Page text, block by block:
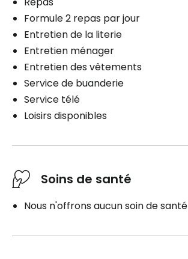
Formule 2 repas par jour
Entretien de la literie
Entretien ménager
Entretien des vêtements
Service de buanderie
Service télé
Loisirs disponibles
Soins de santé
Nous n'offrons aucun soin de santé